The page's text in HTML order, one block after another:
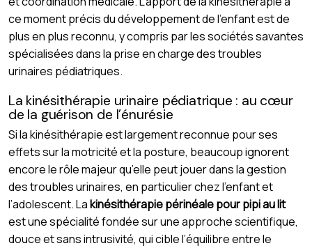
ce moment précis du développement de l’enfant est de
plus en plus reconnu, y compris par les sociétés savantes
spécialisées dans la prise en charge des troubles
urinaires pédiatriques.
La kinésithérapie urinaire pédiatrique : au cœur
de la guérison de l’énurésie
Si la kinésithérapie est largement reconnue pour ses
effets sur la motricité et la posture, beaucoup ignorent
encore le rôle majeur qu’elle peut jouer dans la gestion
des troubles urinaires, en particulier chez l’enfant et
l’adolescent. Lakinésithérapie périnéale pour pipi au lit
est une spécialité fondée sur une approche scientifique,
douce et sans intrusivité, qui cible l’équilibre entre le